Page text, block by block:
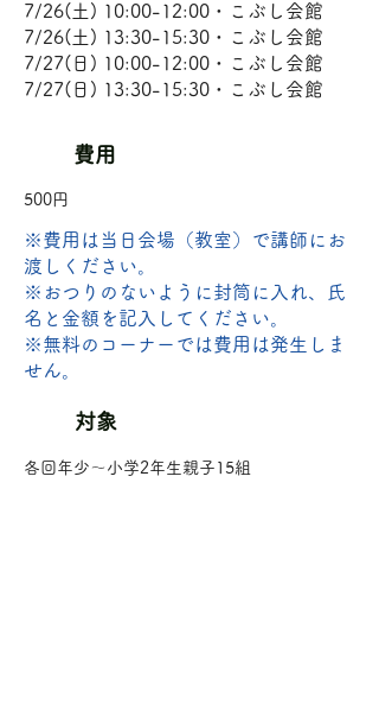
7/26(土) 10:00-12:00・こぶし会館
7/26(土) 13:30-15:30・こぶし会館
7/27(日) 10:00-12:00・こぶし会館
7/27(日) 13:30-15:30・こぶし会館
費用
500円
※費用は当日会場（教室）で講師にお
渡しください。
※おつりのないように封筒に入れ、氏
名と金額を記入してください。
​※無料のコーナーでは費用は発生しま
せん。
対象
各回年少〜小学2年生親子15組